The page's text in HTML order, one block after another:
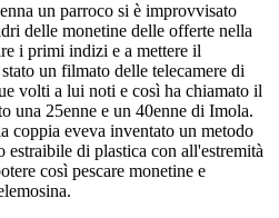
un parroco si è improvvisato
delle monetine delle offerte nella
i primi indizi e a mettere il
un filmato delle telecamere di
volti a lui noti e così ha chiamato il
una 25enne e un 40enne di Imola.
coppia eveva inventato un metodo
di plastica con all'estremità
così pescare monetine e